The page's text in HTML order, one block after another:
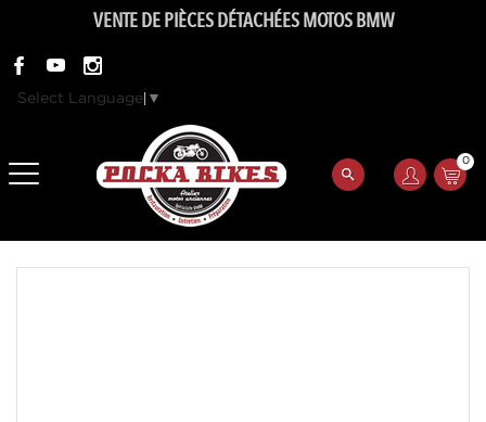
VENTE DE PIÈCES DÉTACHÉES MOTOS BMW
Select Language ▼
0